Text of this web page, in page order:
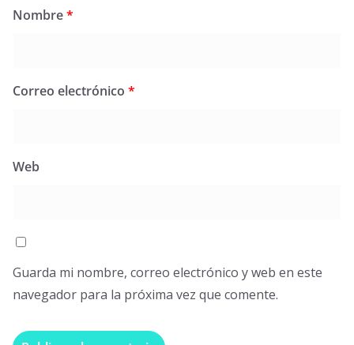
Nombre*
Correo electrónico *
Web
Guarda mi nombre, correo electrónico y web en este
navegador para la próxima vez que comente.